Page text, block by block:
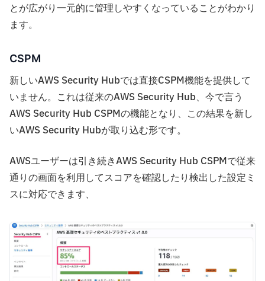
とが広がり一元的に管理しやすくなっていることがわかり
ます。
CSPM
新しいAWS Security Hubでは直接CSPM機能を提供して
いません。これは従来のAWS Security Hub、今で言う
AWS Security Hub CSPMの機能となり、この結果を新し
いAWS Security Hubが取り込む形です。
AWSユーザーは引き続きAWS Security Hub CSPMで従来
通りの画面を利用してスコアを確認したり検出した設定ミ
スに対応できます、